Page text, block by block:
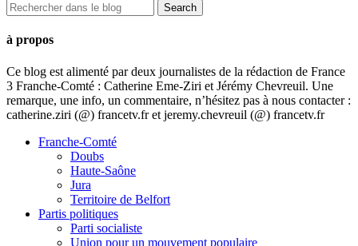
à propos
Ce blog est alimenté par deux journalistes de la rédaction de France
3 Franche-Comté : Catherine Eme-Ziri et Jérémy Chevreuil. Une
remarque, une info, un commentaire, n’hésitez pas à nous contacter :
catherine.ziri (@) francetv.fr et jeremy.chevreuil (@) francetv.fr
Franche-Comté
Doubs
Haute-Saône
Jura
Territoire de Belfort
Partis politiques
Parti socialiste
Union pour un mouvement populaire